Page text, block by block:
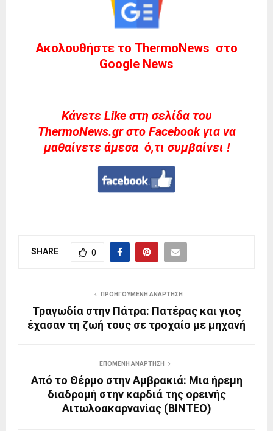
Ακολουθήστε το ThermoNews στο
Google News
Kάνετε Like στη σελίδα του
ThermoNews.gr στο Facebook για να
μαθαίνετε άμεσα ό,τι συμβαίνει !
SHARE 0
ΠΡΟΗΓΟΎΜΕΝΗ ΑΝΆΡΤΗΣΗ
Τραγωδία στην Πάτρα: Πατέρας και γιος
έχασαν τη ζωή τους σε τροχαίο με μηχανή
ΕΠΌΜΕΝΗ ΑΝΆΡΤΗΣΗ
Από το Θέρμο στην Αμβρακιά: Μια ήρεμη
διαδρομή στην καρδιά της ορεινής
Αιτωλοακαρνανίας (ΒΙΝΤΕΟ)